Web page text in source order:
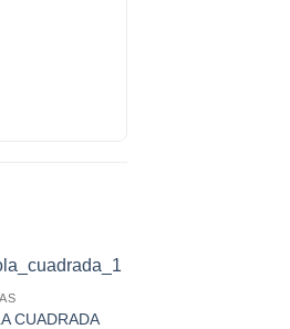
Favoritos
CUADRADA